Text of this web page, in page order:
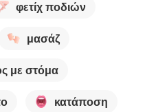
φετίχ ποδιών
μασάζ
με στόμα
κατάποση